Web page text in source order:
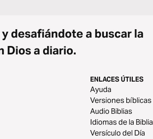
desafiándote a buscar la
Dios a diario.
ENLACES ÚTILES
Ayuda
Versiones bíblicas
Audio Biblias
Idiomas de la Biblia
Versículo del Día